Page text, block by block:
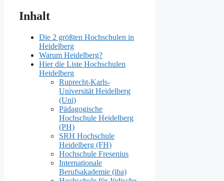
Inhalt
Die 2 größten Hochschulen in
Heidelberg
Warum Heidelberg?
Hier die Liste Hochschulen
Heidelberg
Ruprecht-Karls-
Universität Heidelberg
(Uni)
Pädagogische
Hochschule Heidelberg
(PH)
SRH Hochschule
Heidelberg (FH)
Hochschule Fresenius
Internationale
Berufsakademie (iba)